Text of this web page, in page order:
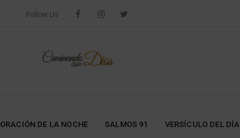
Follow Us
ORACIÓN DE LA NOCHE SALMOS 91 VERSÍCULO DEL DÍA